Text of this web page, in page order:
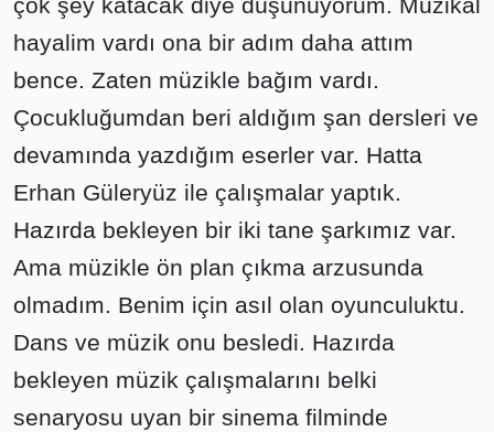
çok şey katacak diye düşünüyorum. Müzikal
hayalim vardı ona bir adım daha attım
bence. Zaten müzikle bağım vardı.
Çocukluğumdan beri aldığım şan dersleri ve
devamında yazdığım eserler var. Hatta
Erhan Güleryüz ile çalışmalar yaptık.
Hazırda bekleyen bir iki tane şarkımız var.
Ama müzikle ön plan çıkma arzusunda
olmadım. Benim için asıl olan oyunculuktu.
Dans ve müzik onu besledi. Hazırda
bekleyen müzik çalışmalarını belki
senaryosu uyan bir sinema filminde